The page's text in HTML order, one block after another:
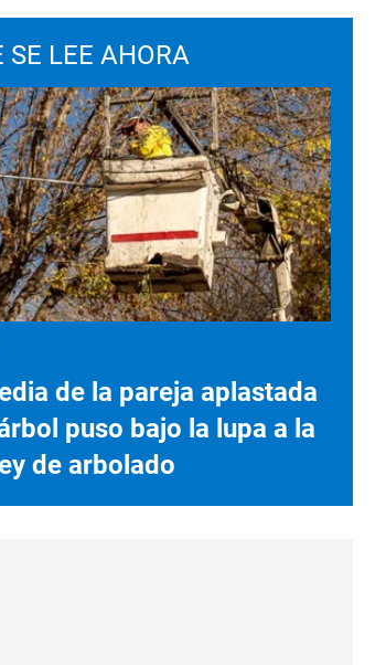
SE LEE AHORA
de la pareja aplastada
puso bajo la lupa a la
de arbolado